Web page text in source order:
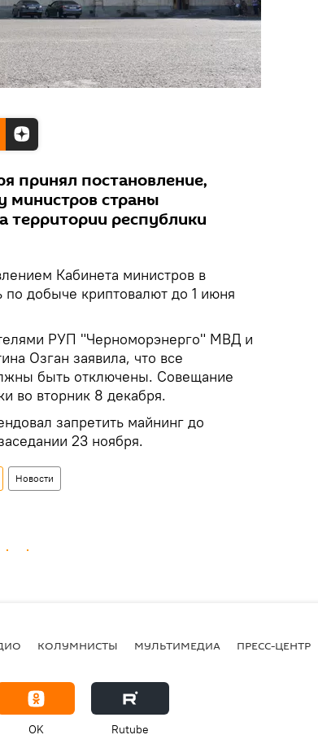
принял постановление,
министров страны
территории республики
Кабинета министров в
добыче криптовалют до 1 июня
РУП "Черноморэнерго" МВД и
Озган заявила, что все
быть отключены. Совещание
во вторник 8 декабря.
запретить майнинг до
23 ноября.
Новости
КОЛУМНИСТЫ МУЛЬТИМЕДИА ПРЕСС-ЦЕНТР
OK Rutube